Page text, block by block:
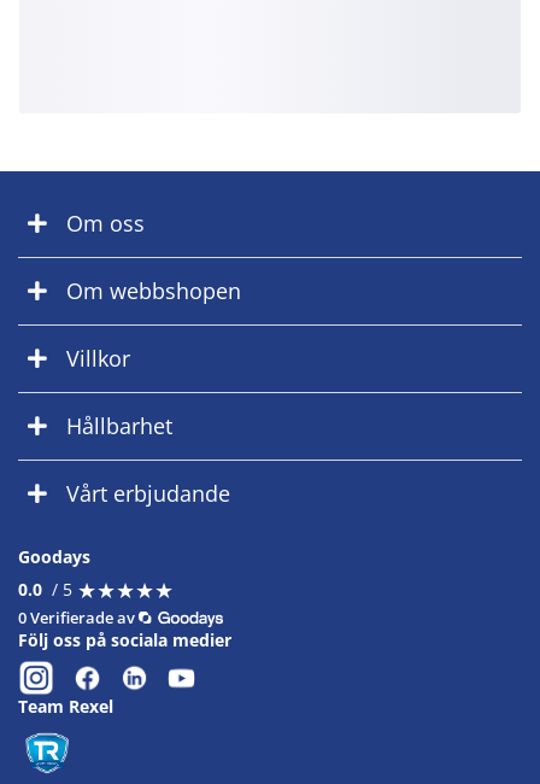
Om oss
Om webbshopen
Villkor
Hållbarhet
Vårt erbjudande
Goodays
0.0 / 5 ★★★★★
★★★★★
0 Verifierade av
Följ oss på sociala medier
Team Rexel